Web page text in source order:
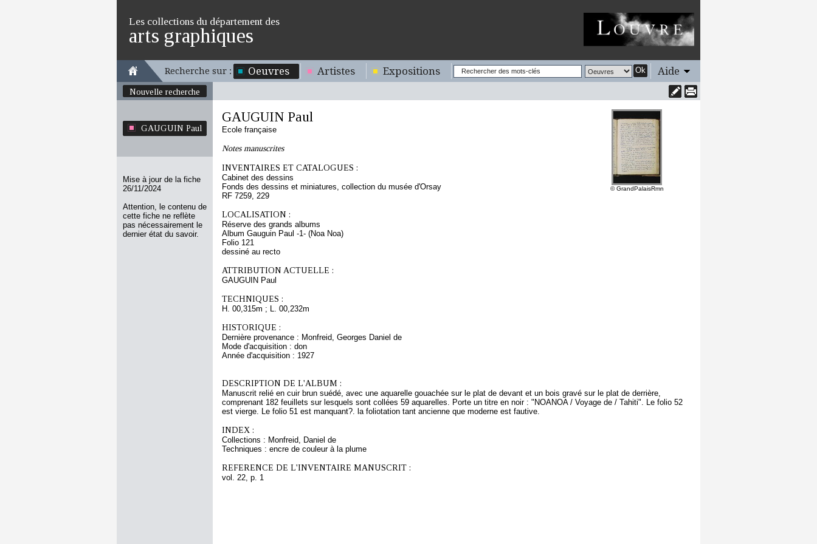
Les collections du département des
arts graphiques
Recherche sur : Oeuvres Artistes Expositions Ok Aide
Nouvelle recherche
GAUGUIN Paul
Mise à jour de la fiche
26/11/2024
Attention, le contenu de
cette fiche ne reflète
pas nécessairement le
dernier état du savoir.
© GrandPalaisRmn
GAUGUIN Paul
Ecole française
Notes manuscrites
INVENTAIRES ET CATALOGUES :
Cabinet des dessins
Fonds des dessins et miniatures, collection du musée d'Orsay
RF 7259, 229
LOCALISATION :
Réserve des grands albums
Album Gauguin Paul -1- (Noa Noa)
Folio 121
dessiné au recto
ATTRIBUTION ACTUELLE :
GAUGUIN Paul
TECHNIQUES :
H. 00,315m ; L. 00,232m
HISTORIQUE :
Dernière provenance : Monfreid, Georges Daniel de
Mode d'acquisition : don
Année d'acquisition : 1927
DESCRIPTION DE L'ALBUM :
Manuscrit relié en cuir brun suédé, avec une aquarelle gouachée sur le plat de devant et un bois gravé sur le plat de derrière,
comprenant 182 feuillets sur lesquels sont collées 59 aquarelles. Porte un titre en noir : "NOANOA / Voyage de / Tahiti". Le folio 52
est vierge. Le folio 51 est manquant?. la foliotation tant ancienne que moderne est fautive.
INDEX :
Collections : Monfreid, Daniel de
Techniques : encre de couleur à la plume
REFERENCE DE L'INVENTAIRE MANUSCRIT :
vol. 22, p. 1